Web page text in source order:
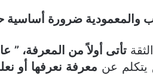
والمعمودية ضرورة
تأتى أولاً من المعرفة، ”
عن معرفة نعرفها أو